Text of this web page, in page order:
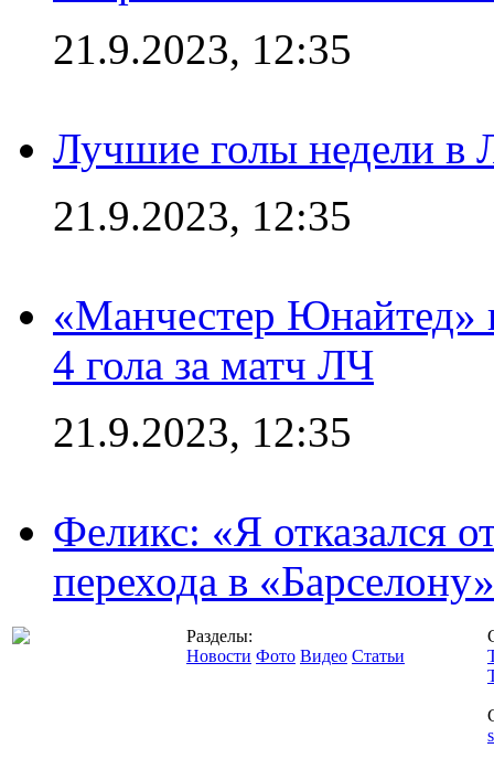
21.9.2023, 12:35
Лучшие голы недели в
21.9.2023, 12:35
«Манчестер Юнайтед»
4 гола за матч ЛЧ
21.9.2023, 12:35
Феликс: «Я отказался
перехода в «Барселону»
Разделы:
Новости Фото Видео Статьи